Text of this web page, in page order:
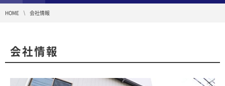
HOME 会社情報
会社情報